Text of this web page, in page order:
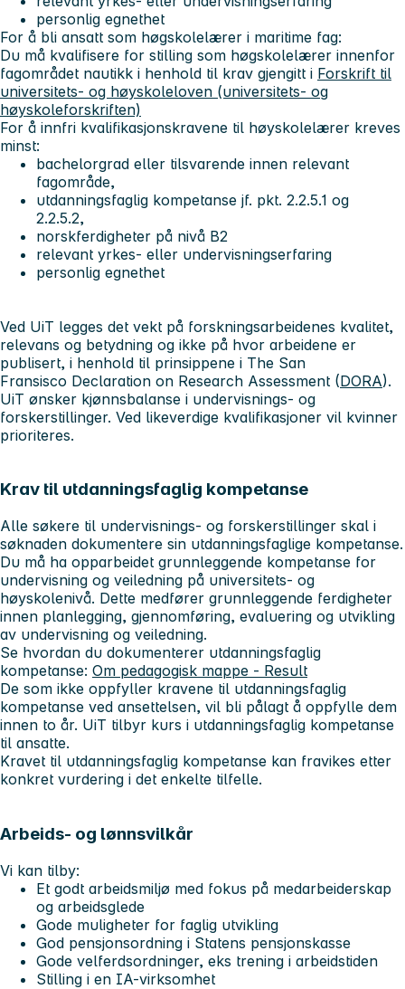
personlig egnethet
For å bli ansatt som høgskolelærer i maritime fag:
Du må kvalifisere for stilling som høgskolelærer innenfor
fagområdet nautikk i henhold til krav gjengitt i Forskrift til
universitets- og høyskoleloven (universitets- og
høyskoleforskriften)
For å innfri kvalifikasjonskravene til høyskolelærer kreves
minst:
bachelorgrad eller tilsvarende innen relevant
fagområde,
utdanningsfaglig kompetanse jf. pkt. 2.2.5.1 og
2.2.5.2,
norskferdigheter på nivå B2
relevant yrkes- eller undervisningserfaring
personlig egnethet
Ved UiT legges det vekt på forskningsarbeidenes kvalitet,
relevans og betydning og ikke på hvor arbeidene er
publisert, i henhold til prinsippene i The San
Fransisco Declaration on Research Assessment (DORA).
UiT ønsker kjønnsbalanse i undervisnings- og
forskerstillinger. Ved likeverdige kvalifikasjoner vil kvinner
prioriteres.
Krav til utdanningsfaglig kompetanse
Alle søkere til undervisnings- og forskerstillinger skal i
søknaden dokumentere sin utdanningsfaglige kompetanse.
Du må ha opparbeidet grunnleggende kompetanse for
undervisning og veiledning på universitets- og
høyskolenivå. Dette medfører grunnleggende ferdigheter
innen planlegging, gjennomføring, evaluering og utvikling
av undervisning og veiledning.
Se hvordan du dokumenterer utdanningsfaglig
kompetanse: Om pedagogisk mappe - Result
De som ikke oppfyller kravene til utdanningsfaglig
kompetanse ved ansettelsen, vil bli pålagt å oppfylle dem
innen to år. UiT tilbyr kurs i utdanningsfaglig kompetanse
til ansatte.
Kravet til utdanningsfaglig kompetanse kan fravikes etter
konkret vurdering i det enkelte tilfelle.
Arbeids- og lønnsvilkår
Vi kan tilby:
Et godt arbeidsmiljø med fokus på medarbeiderskap
og arbeidsglede
Gode muligheter for faglig utvikling
God pensjonsordning i Statens pensjonskasse
Gode velferdsordninger, eks trening i arbeidstiden
Stilling i en IA-virksomhet